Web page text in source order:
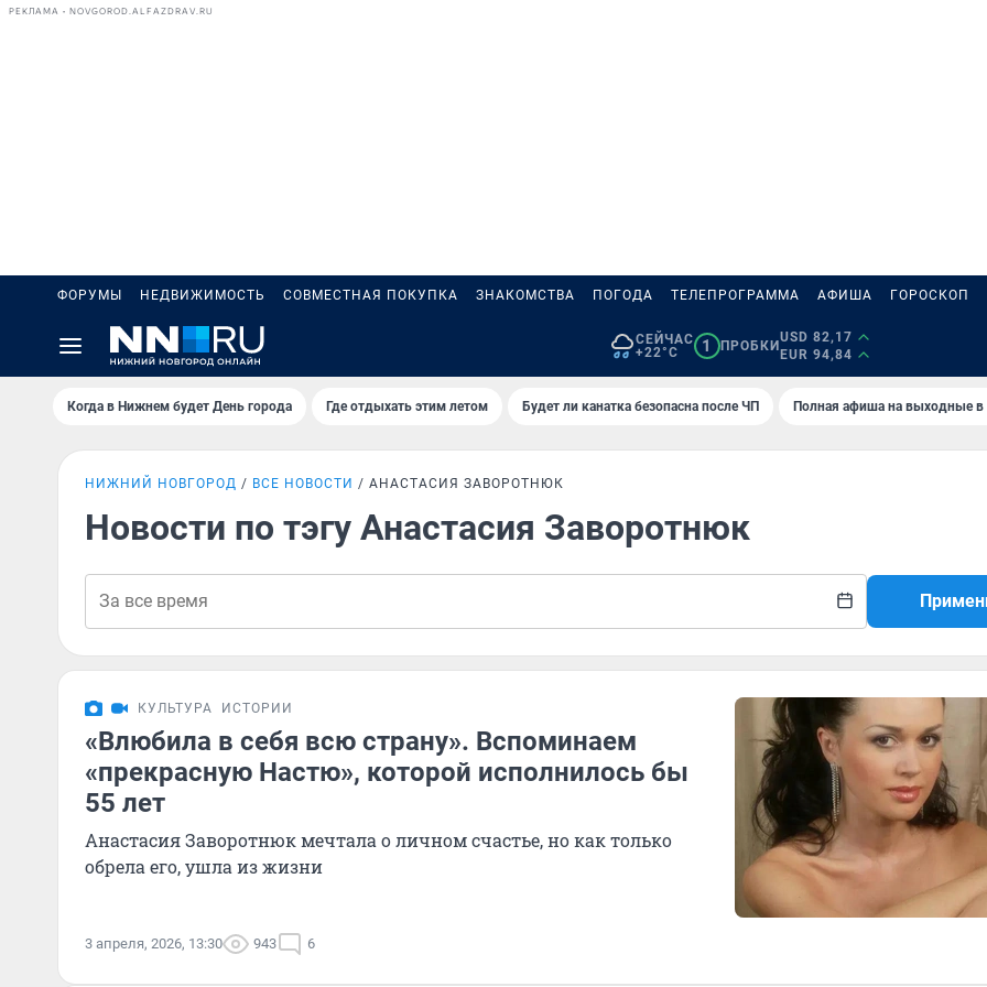
РЕКЛАМА • NOVGOROD.ALFAZDRAV.RU
ФОРУМЫ НЕДВИЖИМОСТЬ СОВМЕСТНАЯ ПОКУПКА ЗНАКОМСТВА ПОГОДА ТЕЛЕПРОГРАММА АФИША ГОРОСКОП
СЕЙЧАС
+22°C
1 ПРОБКИ
USD 82,17
EUR 94,84
Когда в Нижнем будет День города Где отдыхать этим летом Будет ли канатка безопасна после ЧП Полная афиша на выходные
НИЖНИЙ НОВГОРОД ВСЕ НОВОСТИ АНАСТАСИЯ ЗАВОРОТНЮК
Новости по тэгу Анастасия Заворотнюк
КУЛЬТУРА ИСТОРИИ
«Влюбила в себя всю страну». Вспоминаем
«прекрасную Настю», которой исполнилось бы
55 лет
Анастасия Заворотнюк мечтала о личном счастье, но как только
обрела его, ушла из жизни
3 апреля, 2026, 13:30 943 6